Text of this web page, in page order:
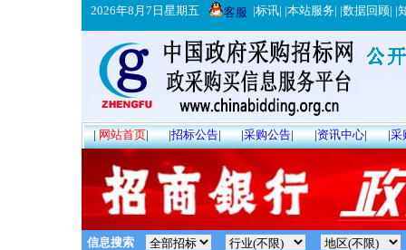
2026年8月7日星期五 客服 |标讯| |本站服务| |数据回顾| |
|网站首页| |招标公告| |采购公告| |资讯中心| |采
信息搜索